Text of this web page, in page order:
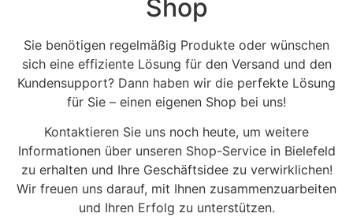
Shop
Sie benötigen regelmäßig Produkte oder wünschen
sich eine effiziente Lösung für den Versand und den
Kundensupport? Dann haben wir die perfekte Lösung
für Sie – einen eigenen Shop bei uns!
Kontaktieren Sie uns noch heute, um weitere
Informationen über unseren Shop-Service in Bielefeld
zu erhalten und Ihre Geschäftsidee zu verwirklichen!
Wir freuen uns darauf, mit Ihnen zusammenzuarbeiten
und Ihren Erfolg zu unterstützen.